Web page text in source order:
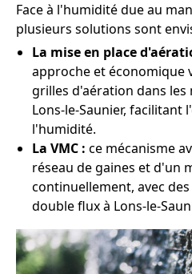
Face à l'humidité due au
plusieurs solutions sont
La mise en place
approche et économique
grilles d'aération dans les
Lons-le-Saunier, facilitant
l'humidité.
La VMC : ce mécanisme
réseau de gaines et d'un
continuellement, avec
double flux à Lons-le-